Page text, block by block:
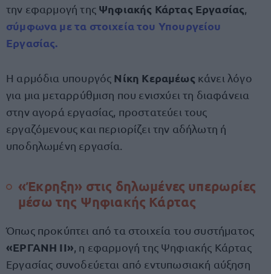
την εφαρμογή της Ψηφιακής Κάρτας Εργασίας
σύμφωνα με τα στοιχεία του Υπουργείου
Εργασίας.
Η αρμόδια υπουργός Νίκη Κεραμέως κάνει λόγο
για μια μεταρρύθμιση που ενισχύει τη διαφάνεια
στην αγορά εργασίας, προστατεύει τους
εργαζόμενους και περιορίζει την αδήλωτη ή
υποδηλωμένη εργασία.
«Έκρηξη» στις δηλωμένες υπερωρίες
μέσω της Ψηφιακής Κάρτας
Όπως προκύπτει από τα στοιχεία του συστήματος
«ΕΡΓΑΝΗ ΙΙ» , η εφαρμογή της Ψηφιακής Κάρτας
Εργασίας συνοδεύεται από εντυπωσιακή αύξηση